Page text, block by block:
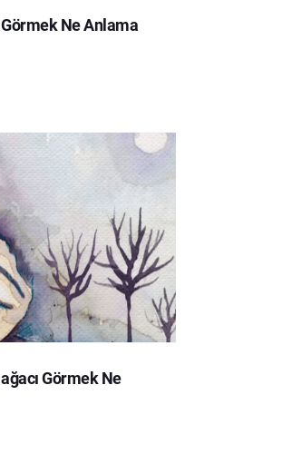
Ne Anlama
Görmek Ne